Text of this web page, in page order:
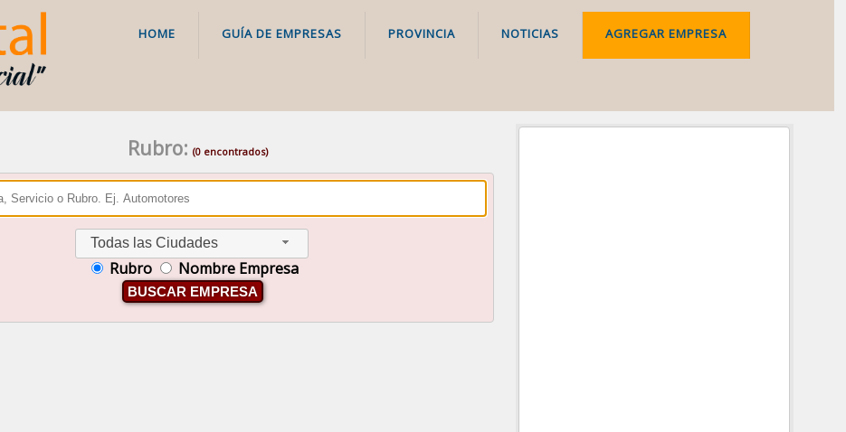
HOME GUÍA DE EMPRESAS PROVINCIA NOTICIAS AGREGAR EMPRESA
Rubro: (0 encontrados)
Todas las Ciudades
Rubro Nombre Empresa
BUSCAR EMPRESA